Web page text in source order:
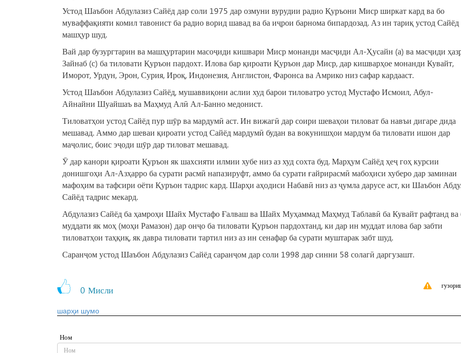
Устод Шаъбон Абдулазиз Сайёд дар соли 1975 дар озмуни вурудии радио Қуръони Миср ширкат кард ва бо
муваффақияти комил тавонист ба радио ворид шавад ва ба иҷрои барнома бипардозад. Аз ин тариқ устод Сайёд
машҳур шуд.
Вай дар бузургтарин ва машҳуртарин масоҷиди кишвари Миср монанди масҷиди Ал-Ҳусайн (а) ва масҷиди
Зайнаб (с) ба тиловати Қуръон пардохт. Илова бар қироати Қуръон дар Миср, дар кишварҳое монанди Кувайт,
Иморот, Урдун, Эрон, Сурия, Ироқ, Индонезия, Англистон, Фаронса ва Амрико низ сафар кардааст.
Устод Шаъбон Абдулазиз Сайёд, мушаввиқони аслии худ барои тиловатро устод Мустафо Исмоил, Абул-
Айнайни Шуайшаъ ва Маҳмуд Алӣ Ал-Банно медонист.
Тиловатҳои устод Сайёд пур шӯр ва мардумӣ аст. Ин вижагӣ дар соири шеваҳои тиловат ба навъи дигаре дида
мешавад. Аммо дар шеваи қироати устод Сайёд мардумӣ будан ва вокунишҳои мардум ба тиловати ишон дар
маҷолис, боис эҷоди шӯр дар тиловат мешавад.
Ӯ дар канори қироати Қуръон як шахсияти илмии хубе низ аз худ сохта буд. Марҳум Сайёд ҳеҷ гоҳ курсии
донишгоҳи Ал-Азҳарро ба сурати расмӣ напазируфт, аммо ба сурати ғайрирасмӣ мабоҳиси хуберо дар заминаи
мафоҳим ва тафсири оёти Қуръон тадрис кард. Шарҳи аҳодиси Набавӣ низ аз ҷумла дарусе аст, ки Шаъбон
Сайёд тадрис мекард.
Абдулазиз Сайёд ба ҳамроҳи Шайх Мустафо Ғалваш ва Шайх Муҳаммад Маҳмуд Таблавӣ ба Кувайт рафтанд ва
муддати як моҳ (моҳи Рамазон) дар онҷо ба тиловати Қуръон пардохтанд, ки дар ин муддат илова бар забти
тиловатҳои таҳқиқ, як давра тиловати тартил низ аз ин сенафар ба сурати муштарак забт шуд.
Саранҷом устод Шаъбон Абдулазиз Сайёд саранҷом дар соли 1998 дар синни 58 солагӣ даргузашт.
0 Мисли
шарҳи шумо
Ном